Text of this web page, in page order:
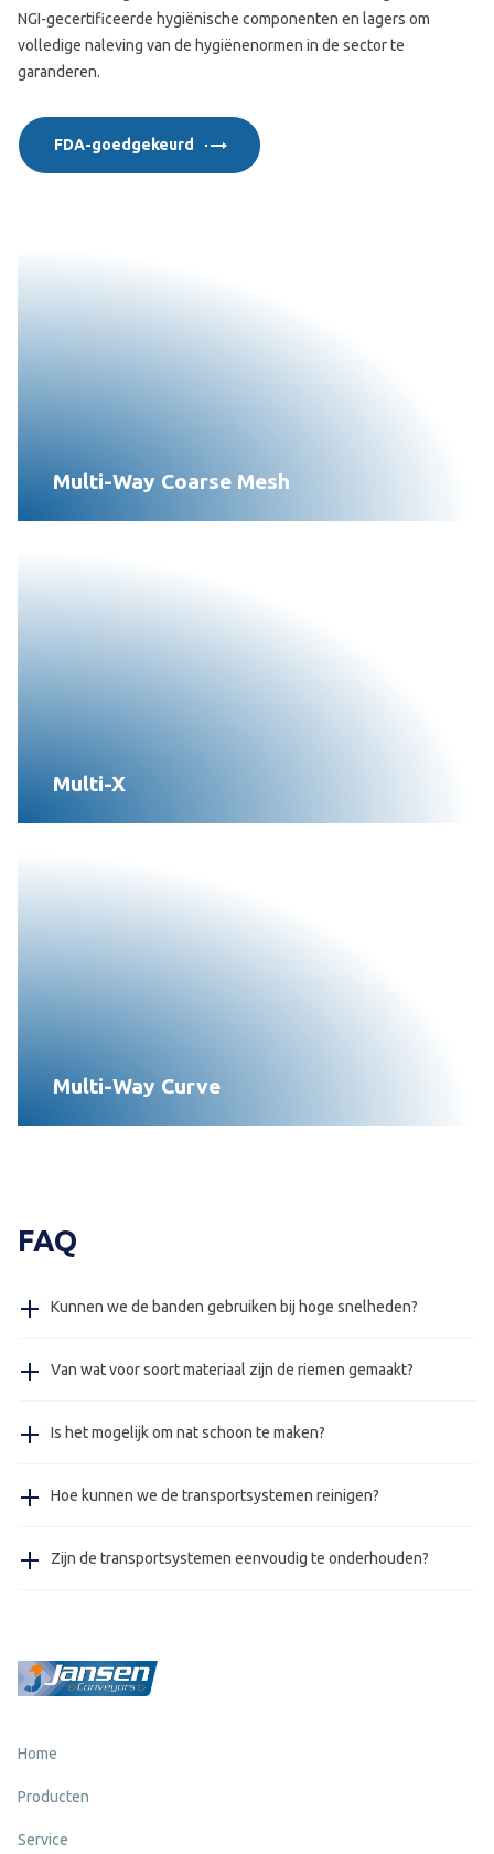
NGI-gecertificeerde hygiënische componenten en lagers om
volledige naleving van de hygiënenormen in de sector te
garanderen.
FDA-goedgekeurd
Multi-Way Coarse Mesh
Multi-X
Multi-Way Curve
FAQ
Kunnen we de banden gebruiken bij hoge snelheden?
hoge snelheden, wij hebben banden geleverd die
Van wat voor soort materiaal zijn de riemen gemaakt?
kunnen wij u de certificaten toesturen.
Is het mogelijk om nat schoon te maken?
(foodsafe) kunnen met water gereinigd worden.
Hoe kunnen we de transportsystemen reinigen?
cleaning.
Zijn de transportsystemen eenvoudig te onderhouden?
Home
Producten
Service